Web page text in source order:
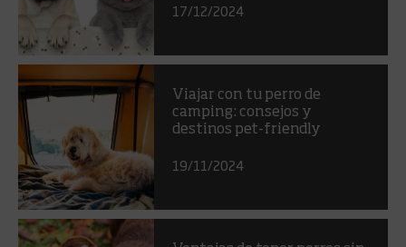
17/12/2024
Viajar con tu perro de
camping: consejos y
destinos pet-friendly
19/11/2024